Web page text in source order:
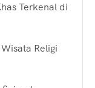
Terkenal di
Religi